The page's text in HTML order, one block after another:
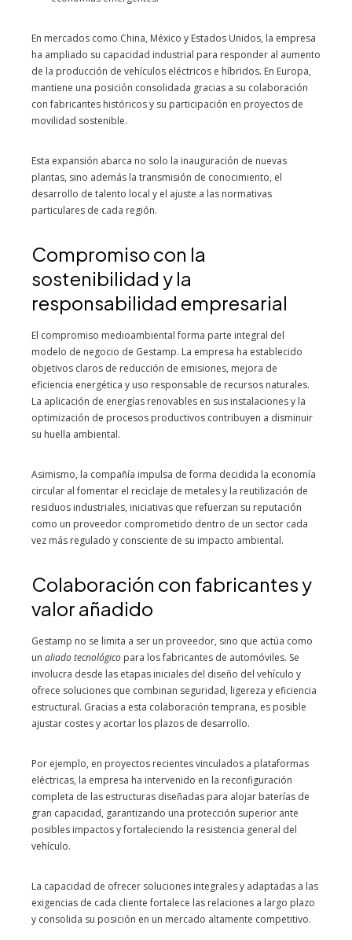
En mercados como China, México y Estados Unidos, la empresa
ha ampliado su capacidad industrial para responder al aumento
de la producción de vehículos eléctricos e híbridos. En Europa,
mantiene una posición consolidada gracias a su colaboración
con fabricantes históricos y su participación en proyectos de
movilidad sostenible.
Esta expansión abarca no solo la inauguración de nuevas
plantas, sino además la transmisión de conocimiento, el
desarrollo de talento local y el ajuste a las normativas
particulares de cada región.
Compromiso con la
sostenibilidad y la
responsabilidad empresarial
El compromiso medioambiental forma parte integral del
modelo de negocio de Gestamp. La empresa ha establecido
objetivos claros de reducción de emisiones, mejora de
eficiencia energética y uso responsable de recursos naturales.
La aplicación de energías renovables en sus instalaciones y la
optimización de procesos productivos contribuyen a disminuir
su huella ambiental.
Asimismo, la compañía impulsa de forma decidida la economía
circular al fomentar el reciclaje de metales y la reutilización de
residuos industriales, iniciativas que refuerzan su reputación
como un proveedor comprometido dentro de un sector cada
vez más regulado y consciente de su impacto ambiental.
Colaboración con fabricantes y
valor añadido
Gestamp no se limita a ser un proveedor, sino que actúa como
un aliado tecnológico para los fabricantes de automóviles. Se
involucra desde las etapas iniciales del diseño del vehículo y
ofrece soluciones que combinan seguridad, ligereza y eficiencia
estructural. Gracias a esta colaboración temprana, es posible
ajustar costes y acortar los plazos de desarrollo.
Por ejemplo, en proyectos recientes vinculados a plataformas
eléctricas, la empresa ha intervenido en la reconfiguración
completa de las estructuras diseñadas para alojar baterías de
gran capacidad, garantizando una protección superior ante
posibles impactos y fortaleciendo la resistencia general del
vehículo.
La capacidad de ofrecer soluciones integrales y adaptadas a las
exigencias de cada cliente fortalece las relaciones a largo plazo
y consolida su posición en un mercado altamente competitivo.